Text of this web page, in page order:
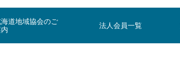
道地域協会のご
法人会員一覧